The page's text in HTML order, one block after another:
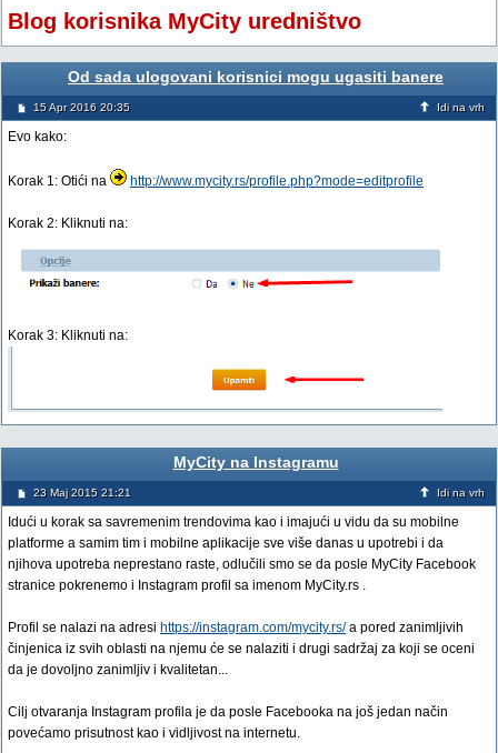
Blog korisnika MyCity uredništvo
Od sada ulogovani korisnici mogu ugasiti banere
15 Apr 2016 20:35 Idi na vrh
Evo kako:
Korak 1: Otići na http://www.mycity.rs/profile.php?mode=editprofile
Korak 2: Kliknuti na:
Korak 3: Kliknuti na:
MyCity na Instagramu
23 Maj 2015 21:21 Idi na vrh
Idući u korak sa savremenim trendovima kao i imajući u vidu da su mobilne
platforme a samim tim i mobilne aplikacije sve više danas u upotrebi i da
njihova upotreba neprestano raste, odlučili smo se da posle MyCity Facebook
stranice pokrenemo i Instagram profil sa imenom MyCity.rs .
Profil se nalazi na adresi https://instagram.com/mycity.rs/a pored zanimljivih
činjenica iz svih oblasti na njemu će se nalaziti i drugi sadržaj za koji se oceni
da je dovoljno zanimljiv i kvalitetan...
Cilj otvaranja Instagram profila je da posle Facebooka na još jedan način
povećamo prisutnost kao i vidljivost na internetu.